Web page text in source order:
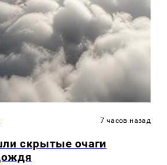
7 часов назад
скрытые очаги